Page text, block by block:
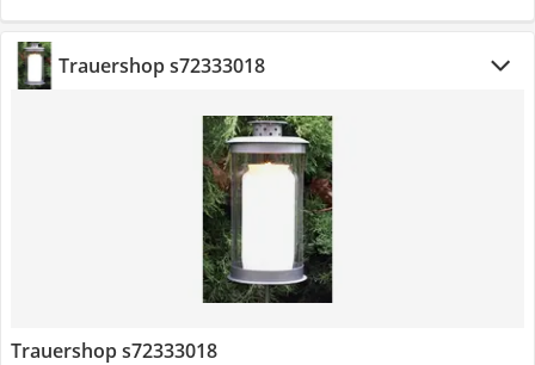
Trauershop s72333018
Trauershop s72333018